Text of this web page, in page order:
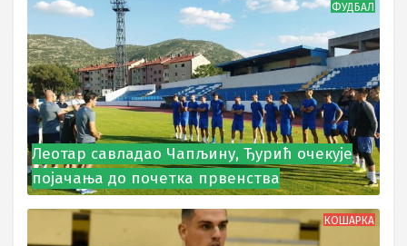
ФУДБАЛ
Леотар савладао Чапљину, Ђурић очекује
појачања до почетка првенства
КОШАРКА